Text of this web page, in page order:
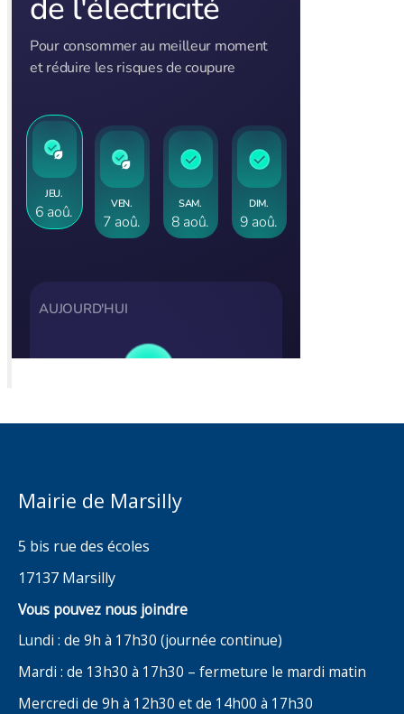
Mairie de Marsilly
5 bis rue des écoles
17137 Marsilly
Vous pouvez nous joindre
Lundi : de 9h à 17h30 (journée continue)
Mardi : de 13h30 à 17h30 – fermeture le mardi matin
Mercredi de 9h à 12h30 et de 14h00 à 17h30